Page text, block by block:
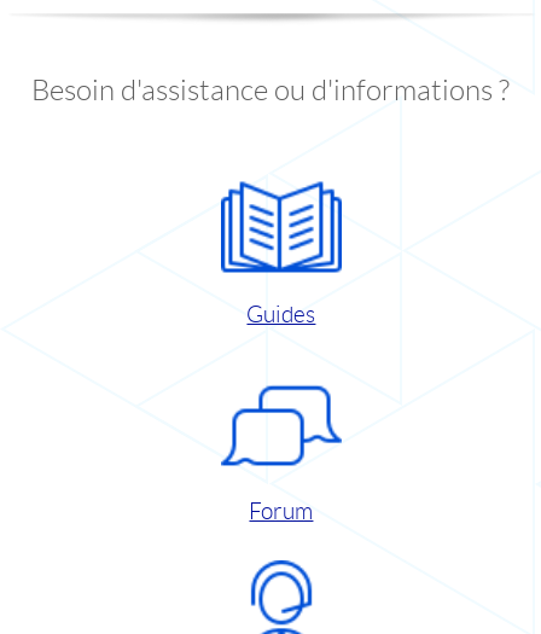
Besoin d'assistance ou d'informations ?
Guides
Forum